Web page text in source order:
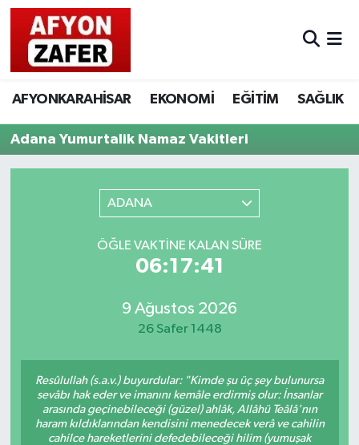
AFYONKARAHİSAR EKONOMİ EĞİTİM SAĞLIK
Adana Yumurtalik Namaz Vakitleri
ADANA
ÖĞLE VAKTINE KALAN SÜRE
06:17:41
9 Ağustos 2026
26 Safer 1448
Resûlullah (s.a.v.) buyurdular: "Kimde şu üç şey bulunursa
sevâbı hak eder ve imanını kemâle erdirmiş olur: İnsanlar
arasında geçinebileceği (güzel) ahlâk, Allâhü Teâlâ'nın
haram kıldıklarından kendisini menedecek verâ ve cahilin
cahilce hareketlerini defedebileceği hilim (yumuşak